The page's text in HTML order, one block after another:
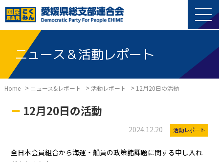
ニュース＆活動レポート
Home > ニュース&レポート >活動レポート > 12月20日の活動
12月20日の活動
2024.12.20 活動レポート
全日本会員組合から海運・船員の政策諸課題に関する申し入れ